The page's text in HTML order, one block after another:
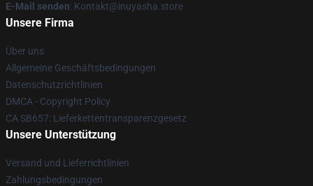
E-Mail senden: Kontakt@inuyasha.store
Unsere Firma
Über uns
Allgemeine Geschäftsbedingungen
Datenschutzrichtlinien
DMCA - Copyright Policy
CA SB657: Lieferkettentransparenzgesetz
Unsere Unterstützung
Versand und Lieferrichtlinien
Zahlungsbedingungen